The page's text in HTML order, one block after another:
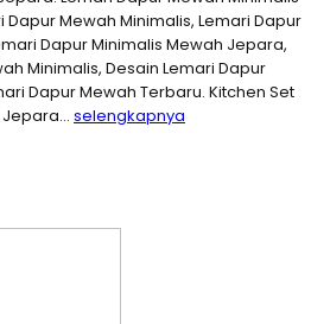
Dapur Mewah Minimalis, Lemari Dapur
Dapur Minimalis Mewah Jepara,
Minimalis, Desain Lemari Dapur
Dapur Mewah Terbaru. Kitchen Set
Jepara… selengkapnya